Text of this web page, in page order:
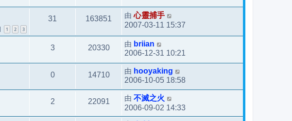
1 2 3
31 163851 由心靈捕手
2007-03-11 15:37
3 20330 由 briian
2006-12-31 10:21
0 14710 由 hooyaking
2006-10-05 18:58
2 22091 由 不滅之火
2006-09-02 14:33